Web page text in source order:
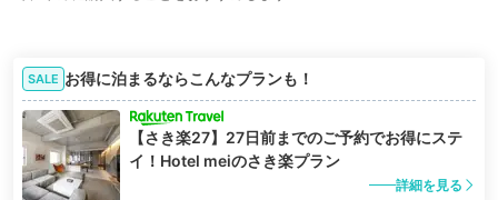
SALE お得に泊まるならこんなプランも！
【さき楽27】27日前までのご予約でお得にステ
イ！Hotel meiのさき楽プラン
詳細を見る